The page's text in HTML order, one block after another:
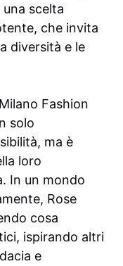
scelta
che invita
diversità e le
Fashion
solo
ma è
loro
In un mondo
Rose
cosa
ispirando altri
e